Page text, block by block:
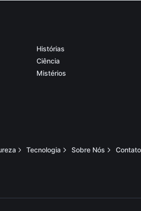
Histórias
Ciência
Mistérios
Tecnologia Sobre Nós Contato